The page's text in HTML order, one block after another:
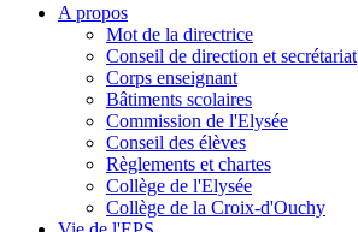
A propos
Mot de la directrice
Conseil de direction et secrétariat
Corps enseignant
Bâtiments scolaires
Commission de l'Elysée
Conseil des élèves
Règlements et chartes
Collège de l'Elysée
Collège de la Croix-d'Ouchy